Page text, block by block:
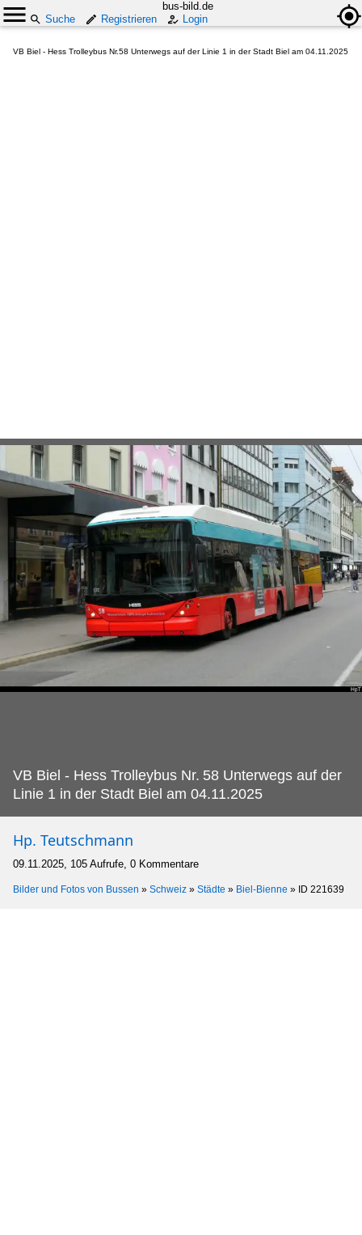
bus-bild.de
Suche
Registrieren Login
VB Biel - Hess Trolleybus Nr.58 Unterwegs auf der Linie 1 in der Stadt Biel am 04.11.2025
VB Biel - Hess Trolleybus Nr. 58 Unterwegs auf der
Linie 1 in der Stadt Biel am 04.11.2025
Hp. Teutschmann
09.11.2025, 105 Aufrufe, 0 Kommentare
Bilder und Fotos von Bussen » Schweiz » Städte » Biel-Bienne » ID 221639